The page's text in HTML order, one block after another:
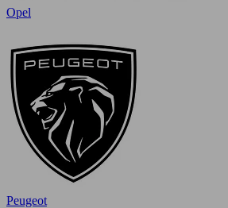
Opel
Peugeot